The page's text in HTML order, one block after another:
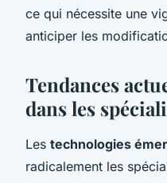
ce qui nécessite une
anticiper les
Tendances
dans les
Les technologies
radicalement les